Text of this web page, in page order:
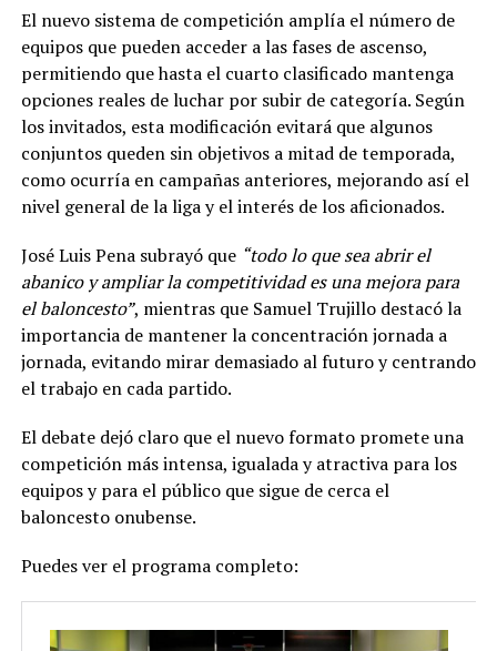
El nuevo sistema de competición amplía el número de
equipos que pueden acceder a las fases de ascenso,
permitiendo que hasta el cuarto clasificado mantenga
opciones reales de luchar por subir de categoría. Según
los invitados, esta modificación evitará que algunos
conjuntos queden sin objetivos a mitad de temporada,
como ocurría en campañas anteriores, mejorando así el
nivel general de la liga y el interés de los aficionados.
José Luis Pena subrayó que “todo lo que sea abrir el
abanico y ampliar la competitividad es una mejora para
el baloncesto”, mientras que Samuel Trujillo destacó la
importancia de mantener la concentración jornada a
jornada, evitando mirar demasiado al futuro y centrando
el trabajo en cada partido.
El debate dejó claro que el nuevo formato promete una
competición más intensa, igualada y atractiva para los
equipos y para el público que sigue de cerca el
baloncesto onubense.
Puedes ver el programa completo: